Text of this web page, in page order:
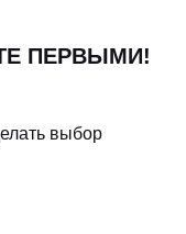
ПЕРВЫМИ!
выбор